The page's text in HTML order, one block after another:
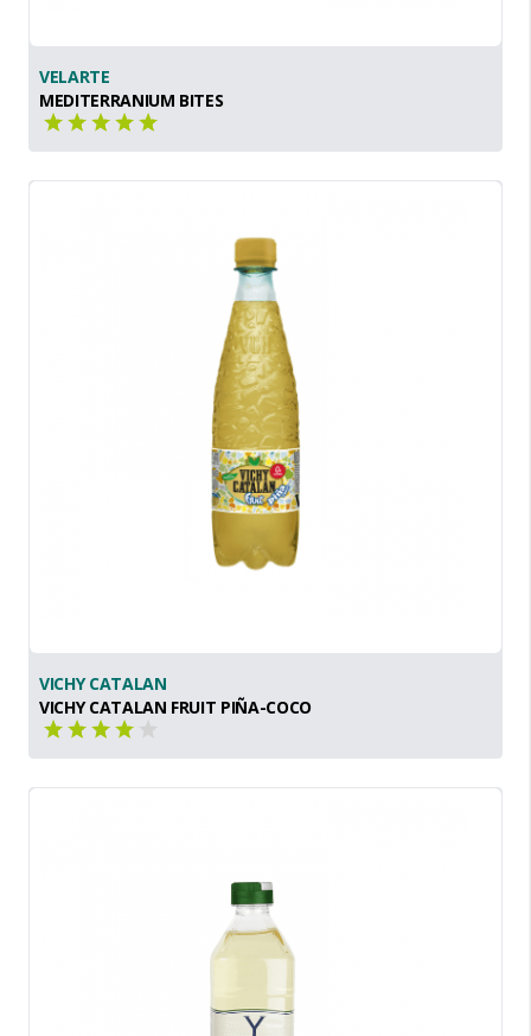
VELARTE
MEDITERRANIUM BITES
VICHY CATALAN
VICHY CATALAN FRUIT PIÑA-COCO